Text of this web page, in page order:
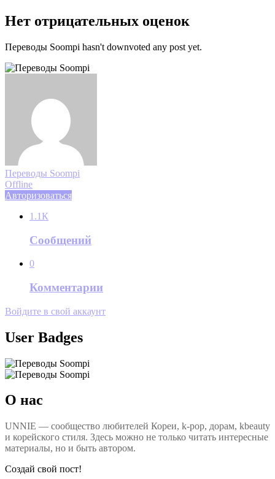
Нет отрицательных оценок
Переводы Soompi hasn't downvoted any post yet.
Переводы Soompi
Offline
Авторизоваться
1.1К
Сообщений
0
Комментарии
Войдите в свой аккаунт
User Badges
О нас
UNNIE — сообщество любителей Кореи, k-pop, дорам, kbeauty
и корейского стиля. Здесь можно не только читать интересные
материалы, но и быть автором.
Создай свой пост!